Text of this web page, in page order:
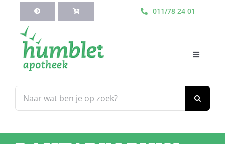
inhoud
011/78 24 01
naar:
Toggle
Webshop